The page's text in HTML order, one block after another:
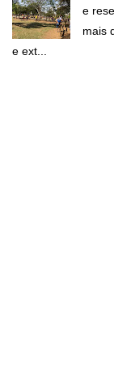
e
mais
e ext...